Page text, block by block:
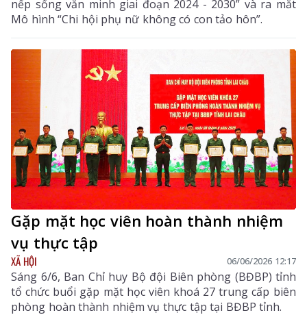
nếp sống văn minh giai đoạn 2024 - 2030” và ra mắt
Mô hình “Chi hội phụ nữ không có con tảo hôn”.
Gặp mặt học viên hoàn thành nhiệm
vụ thực tập
XÃ HỘI 06/06/2026 12:17
Sáng 6/6, Ban Chỉ huy Bộ đội Biên phòng (BĐBP) tỉnh
tổ chức buổi gặp mặt học viên khoá 27 trung cấp biên
phòng hoàn thành nhiệm vụ thực tập tại BĐBP tỉnh.